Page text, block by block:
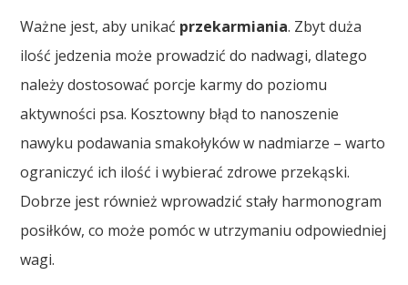
Ważne jest, aby unikać przekarmiania. Zbyt duża
ilość jedzenia może prowadzić do nadwagi, dlatego
należy dostosować porcje karmy do poziomu
aktywności psa. Kosztowny błąd to nanoszenie
nawyku podawania smakołyków w nadmiarze – warto
ograniczyć ich ilość i wybierać zdrowe przekąski.
Dobrze jest również wprowadzić stały harmonogram
posiłków, co może pomóc w utrzymaniu odpowiedniej
wagi.